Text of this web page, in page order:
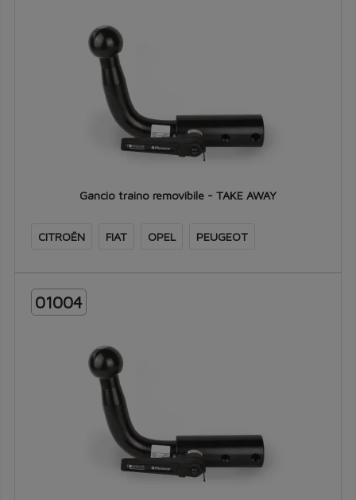
Gancio traino removibile - TAKE AWAY
CITROËN FIAT OPEL PEUGEOT
01004